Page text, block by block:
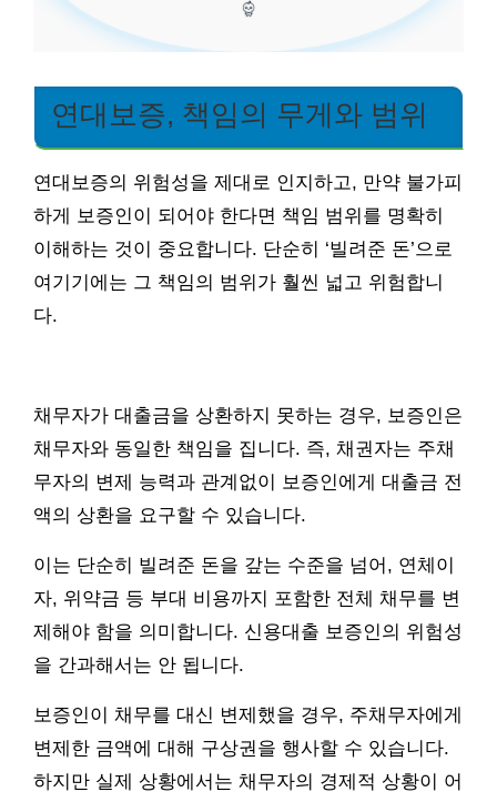
연대보증, 책임의 무게와 범위
연대보증의 위험성을 제대로 인지하고, 만약 불가피
하게 보증인이 되어야 한다면 책임 범위를 명확히
이해하는 것이 중요합니다. 단순히 ‘빌려준 돈’으로
여기기에는 그 책임의 범위가 훨씬 넓고 위험합니
다.
채무자가 대출금을 상환하지 못하는 경우, 보증인은
채무자와 동일한 책임을 집니다. 즉, 채권자는 주채
무자의 변제 능력과 관계없이 보증인에게 대출금 전
액의 상환을 요구할 수 있습니다.
이는 단순히 빌려준 돈을 갚는 수준을 넘어, 연체이
자, 위약금 등 부대 비용까지 포함한 전체 채무를 변
제해야 함을 의미합니다. 신용대출 보증인의 위험성
을 간과해서는 안 됩니다.
보증인이 채무를 대신 변제했을 경우, 주채무자에게
변제한 금액에 대해 구상권을 행사할 수 있습니다.
하지만 실제 상황에서는 채무자의 경제적 상황이 어